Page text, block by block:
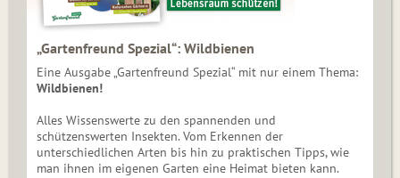
„Gartenfreund Spezial“: Wildbienen
Eine Ausgabe „Gartenfreund Spezial“ mit nur einem Thema:
Wildbienen!
Alles Wissenswerte zu den spannenden und
schützenswerten Insekten. Vom Erkennen der
unterschiedlichen Arten bis hin zu praktischen Tipps, wie
man ihnen im eigenen Garten eine Heimat bieten kann.